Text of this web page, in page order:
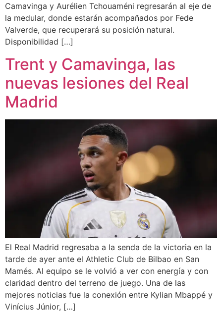
Camavinga y Aurélien Tchouaméni regresarán al eje de
la medular, donde estarán acompañados por Fede
Valverde, que recuperará su posición natural.
Disponibilidad […]
Trent y Camavinga, las
nuevas lesiones del Real
Madrid
El Real Madrid regresaba a la senda de la victoria en la
tarde de ayer ante el Athletic Club de Bilbao en San
Mamés. Al equipo se le volvió a ver con energía y con
claridad dentro del terreno de juego. Una de las
mejores noticias fue la conexión entre Kylian Mbappé y
Vinícius Júnior, […]